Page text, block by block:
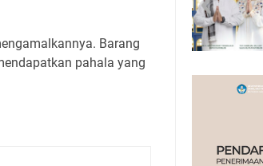
Barang
pahala yang